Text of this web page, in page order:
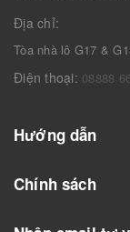
Địa chỉ:
Tòa nhà lô G17 &
Điện thoại: 08888
Hướng dẫn
Chính sách